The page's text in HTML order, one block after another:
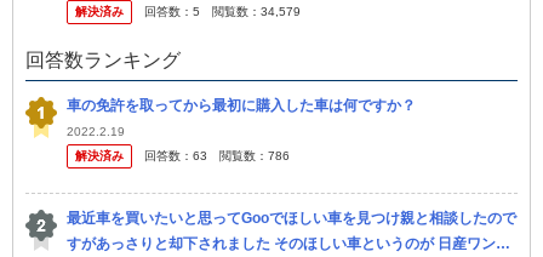
け
解決済み 回答数： 5 閲覧数： 34,579
回答数ランキング
車の免許を取ってから最初に購入した車は何ですか？
2022.2.19
解決済み
回答数： 63 閲覧数： 786
最近車を買いたいと思ってGooでほしい車を見つけ親と相談したので
すがあっさりと却下されました そのほしい車というのが 日産ワンビ